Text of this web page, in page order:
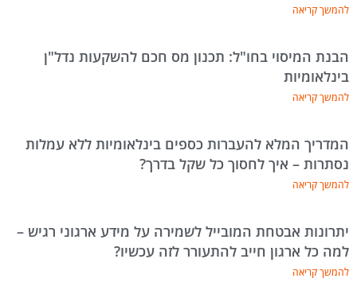
להמשך קריאה
הבנת המיסוי בחו"ל: תכנון מס חכם להשקעות נדל"ן
בינלאומיות
להמשך קריאה
המדריך המלא להעברות כספים בינלאומיות ללא עמלות
נסתרות – איך לחסוך כל שקל בדרך?
להמשך קריאה
יתרונות אבטחת המובייל לשמירה על מידע ארגוני רגיש –
למה כל ארגון חייב להתעורר לזה עכשיו?
להמשך קריאה